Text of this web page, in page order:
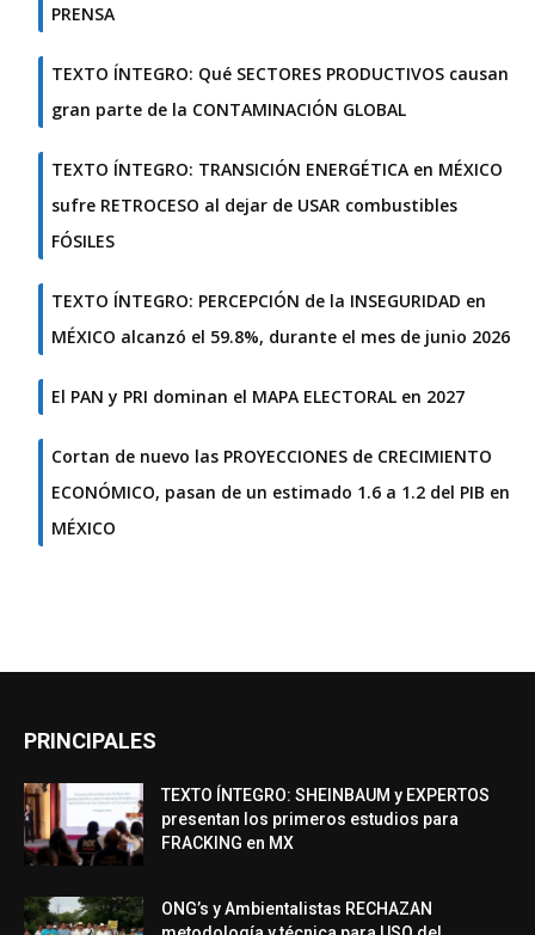
PRENSA
TEXTO ÍNTEGRO: Qué SECTORES PRODUCTIVOS causan
gran parte de la CONTAMINACIÓN GLOBAL
TEXTO ÍNTEGRO: TRANSICIÓN ENERGÉTICA en MÉXICO
sufre RETROCESO al dejar de USAR combustibles
FÓSILES
TEXTO ÍNTEGRO: PERCEPCIÓN de la INSEGURIDAD en
MÉXICO alcanzó el 59.8%, durante el mes de junio 2026
El PAN y PRI dominan el MAPA ELECTORAL en 2027
Cortan de nuevo las PROYECCIONES de CRECIMIENTO
ECONÓMICO, pasan de un estimado 1.6 a 1.2 del PIB en
MÉXICO
PRINCIPALES
TEXTO ÍNTEGRO: SHEINBAUM y EXPERTOS
presentan los primeros estudios para
FRACKING en MX
ONG’s y Ambientalistas RECHAZAN